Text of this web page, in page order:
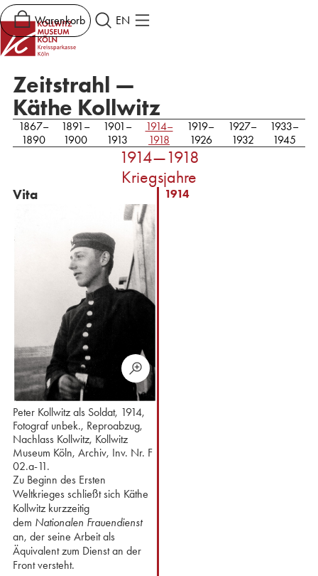
Warenkorb EN
Zeitstrahl —
Käthe Kollwitz
1867–
1890
1891–
1900
1901–
1913
1914–
1918
1919–
1926
1927–
1932
1933–
1945
1914—1918
Kriegsjahre
Vita
Peter Kollwitz als Soldat, 1914,
Fotograf unbek., Reproabzug,
Nachlass Kollwitz, Kollwitz
Museum Köln, Archiv, Inv. Nr. F
02.a-11.
Zu Beginn des Ersten
Weltkrieges schließt sich Käthe
Kollwitz kurzzeitig
dem Nationalen Frauendienst
an, der seine Arbeit als
Äquivalent zum Dienst an der
Front versteht.
1914